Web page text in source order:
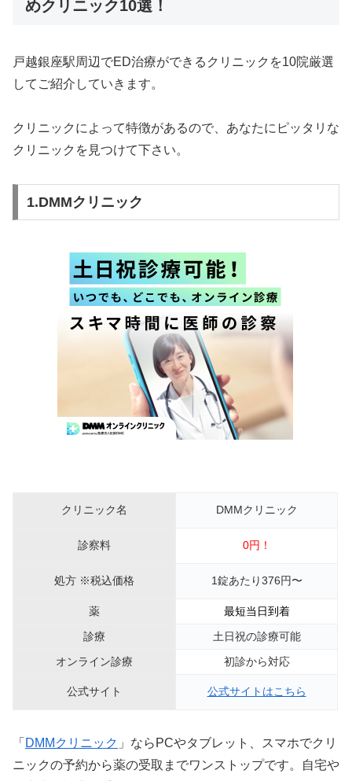
めクリニック10選！
戸越銀座駅周辺でED治療ができるクリニックを10院厳選
してご紹介していきます。
クリニックによって特徴があるので、あなたにピッタリな
クリニックを見つけて下さい。
1.DMMクリニック
クリニック名 DMMクリニック
診察料 0円！
処方 ※税込価格 1錠あたり376円〜
薬
最短当日到着
診療
土日祝の診療可能
オンライン診療
初診から対応
公式サイト 公式サイトはこちら
「 DMMクリニック 」ならPCやタブレット、スマホでクリ
ニックの予約から薬の受取までワンストップです。自宅や